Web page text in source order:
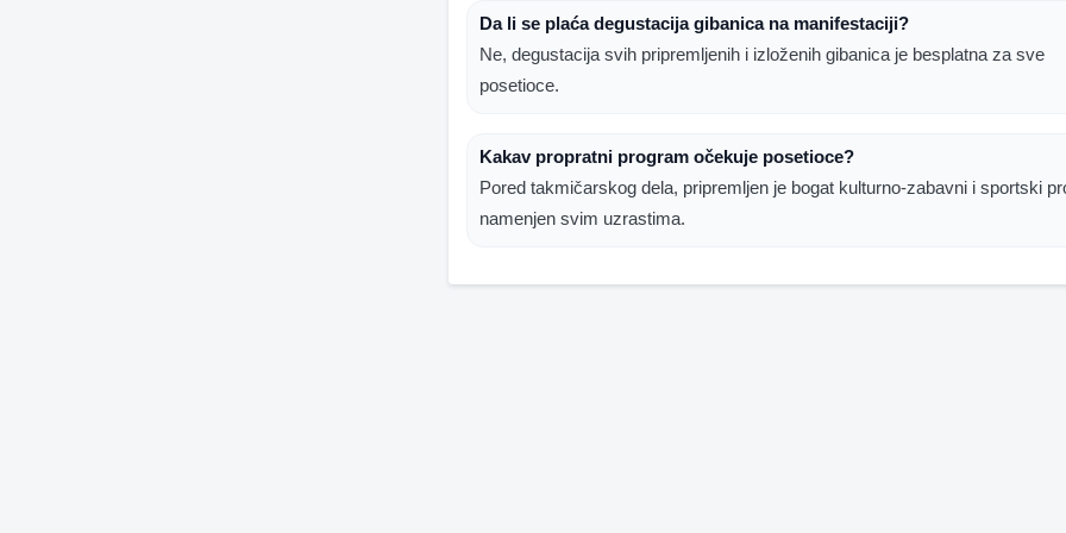
Da li se plaća degustacija gibanica na manifestaciji?
Ne, degustacija svih pripremljenih i izloženih gibanica je besplatna za sve
posetioce.
Kakav propratni program očekuje posetioce?
Pored takmičarskog dela, pripremljen je bogat kulturno-zabavni i sportski
namenjen svim uzrastima.